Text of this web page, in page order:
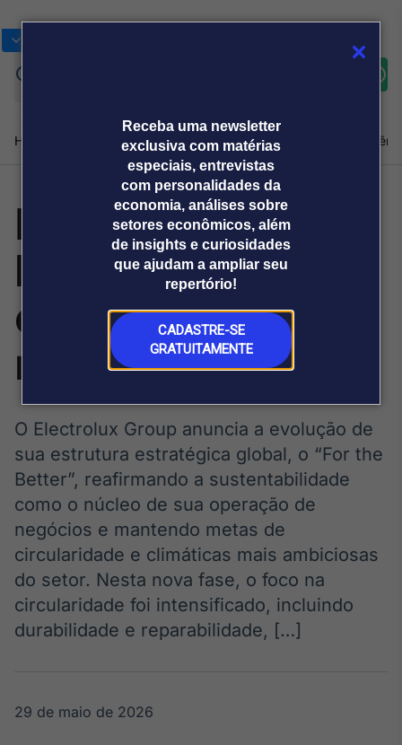
Receba uma newsletter
exclusiva com matérias
especiais, entrevistas
com personalidades da
economia, análises sobre
setores econômicos, além
de insights e curiosidades
que ajudam a ampliar seu
repertório!
CADASTRE-SE
GRATUITAMENTE
Home Produtos e soluçõesNotíciasBlogWeekend
Plataformas
Broadcast
Broadcast+
O mercado
financeiro em
tempo real
Broadcast
Agro
Tudo sobre o
agronegócio
Broadcast
Político
Os bastidores da
política em
tempo real
Sobre nós Releases Broadcast
Prêmio Broadcast
Analistas
Prêmio Broadcast
Empresas
Agências de
comunicação
Releases
Electrolux vincula
bônus de
executivos a
metas climáticas
O Electrolux Group anuncia a evolução de
sua estrutura estratégica global, o “For the
Better”, reafirmando a sustentabilidade
como o núcleo de sua operação de
negócios e mantendo metas de
circularidade e climáticas mais ambiciosas
do setor. Nesta nova fase, o foco na
circularidade foi intensificado, incluindo
durabilidade e reparabilidade, […]
29 de maio de 2026